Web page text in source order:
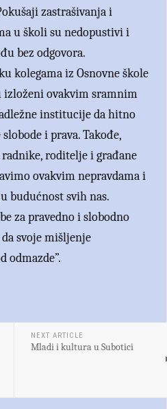
zastrašivanja i
u školi su nedopustivi i
bez odgovora.
kolegama iz Osnovne škole
izloženi ovakvim sramnim
institucije da hitno
i prava. Takođe,
roditelje i građane
ovakvim nepravdama i
budućnost svih nas.
za pravedno i slobodno
svoje mišljenje
odmazde”.
NEXT ARTICLE
Mladi i kultura u Subotici